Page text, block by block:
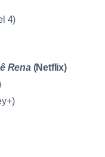
4)
Rena(Netflix)